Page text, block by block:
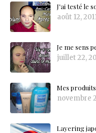
J'ai testé le
août 12,
Je me sens
juillet 22,
Mes
novembre
Layering